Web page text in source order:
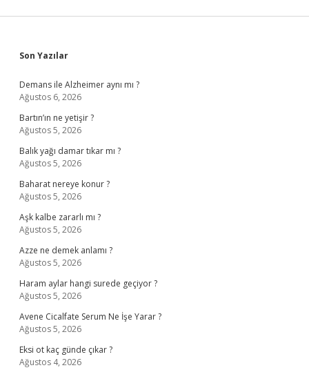
Sidebar
Son Yazılar
Demans ile Alzheimer aynı mı ?
Ağustos 6, 2026
Bartın’ın ne yetişir ?
Ağustos 5, 2026
Balık yağı damar tıkar mı ?
Ağustos 5, 2026
Baharat nereye konur ?
Ağustos 5, 2026
Aşk kalbe zararlı mı ?
Ağustos 5, 2026
Azze ne demek anlamı ?
Ağustos 5, 2026
Haram aylar hangi surede geçiyor ?
Ağustos 5, 2026
Avene Cicalfate Serum Ne İşe Yarar ?
Ağustos 5, 2026
Eksi ot kaç günde çıkar ?
Ağustos 4, 2026